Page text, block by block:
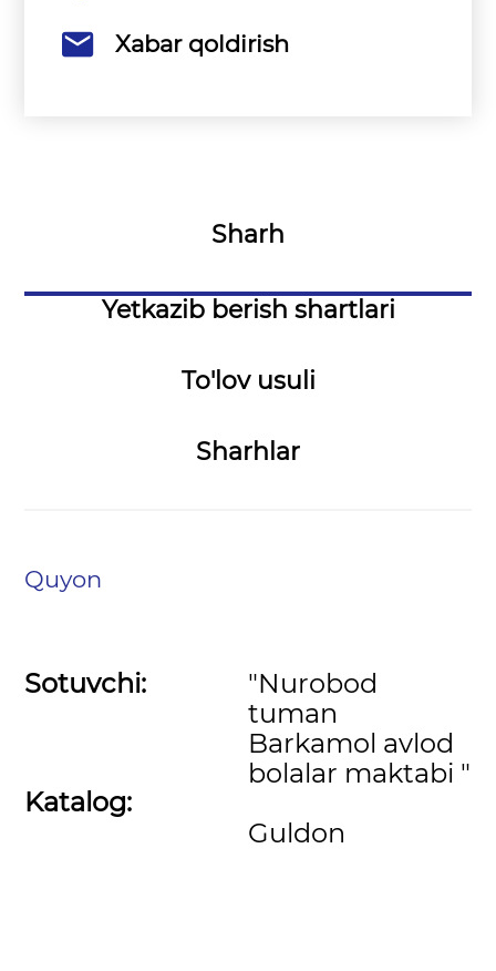
Xabar qoldirish
Sharh
Yetkazib berish shartlari
To'lov usuli
Sharhlar
Quyon
Sotuvchi:
Katalog:
"Nurobod
tuman
Barkamol avlod
bolalar maktabi "
Guldon